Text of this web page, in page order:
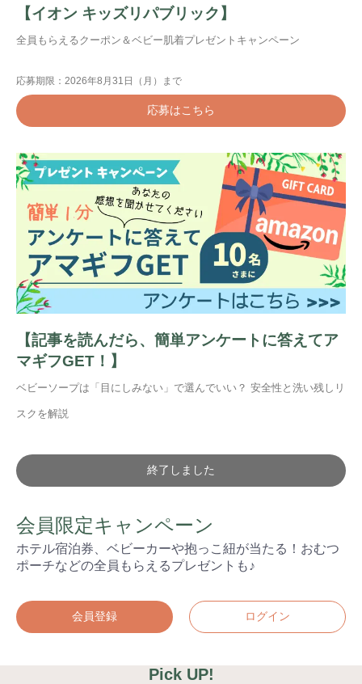
【イオン キッズリパブリック】
全員もらえるクーポン＆ベビー肌着プレゼントキャンペーン
応募期限：2026年8月31日（月）まで
応募はこちら
【記事を読んだら、簡単アンケートに答えてア
マギフGET！】
ベビーソープは「目にしみない」で選んでいい？ 安全性と洗い残しリ
スクを解説
終了しました
会員限定キャンペーン
ホテル宿泊券、ベビーカーや抱っこ紐が当たる！おむつ
ポーチなどの全員もらえるプレゼントも♪
会員登録 ログイン
Pick UP!